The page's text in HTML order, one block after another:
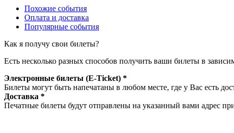
Похожие события
Оплата и доставка
Популярные события
Как я получу свои билеты?
Есть несколько разных способов получить ваши билеты в
Электронные билеты (E-Ticket) *
Билеты могут быть напечатаны в любом месте, где у Вас есть
Доставка *
Печатные билеты будут отправлены на указанный вами адрес